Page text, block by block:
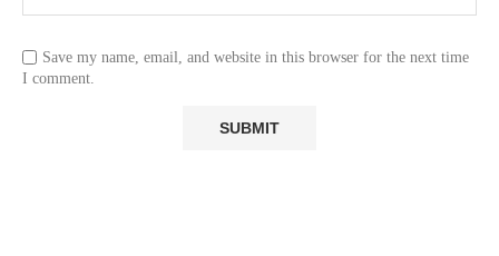
Save my name, email, and website in this browser for the next time
I comment.